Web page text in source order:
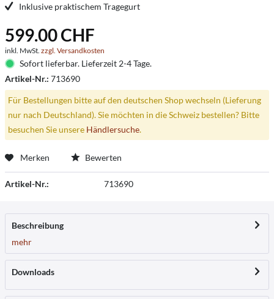
Inklusive praktischem Tragegurt
599.00 CHF
inkl. MwSt. zzgl. Versandkosten
Sofort lieferbar. Lieferzeit 2-4 Tage.
Artikel-Nr.: 713690
Für Bestellungen bitte auf den deutschen Shop wechseln (Lieferung
nur nach Deutschland). Sie möchten in die Schweiz bestellen? Bitte
besuchen Sie unsere Händlersuche.
Merken Bewerten
Artikel-Nr.: 713690
Beschreibung
mehr
Downloads